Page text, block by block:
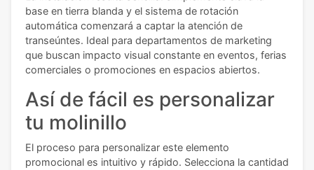
base en tierra blanda y el sistema de rotación
automática comenzará a captar la atención de
transeúntes. Ideal para departamentos de marketing
que buscan impacto visual constante en eventos, ferias
comerciales o promociones en espacios abiertos.
Así de fácil es personalizar
tu molinillo
El proceso para personalizar este elemento
promocional es intuitivo y rápido. Selecciona la cantidad